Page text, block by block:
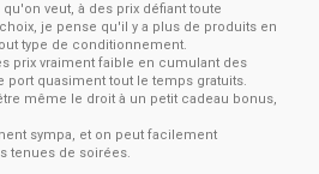
veut, à des prix défiant toute
je pense qu'il y a plus de produits en
type de conditionnement.
prix vraiment faible en cumulant des
port quasiment tout le temps gratuits.
même le droit à un petit cadeau bonus,
sympa, et on peut facilement
tenues de soirées.